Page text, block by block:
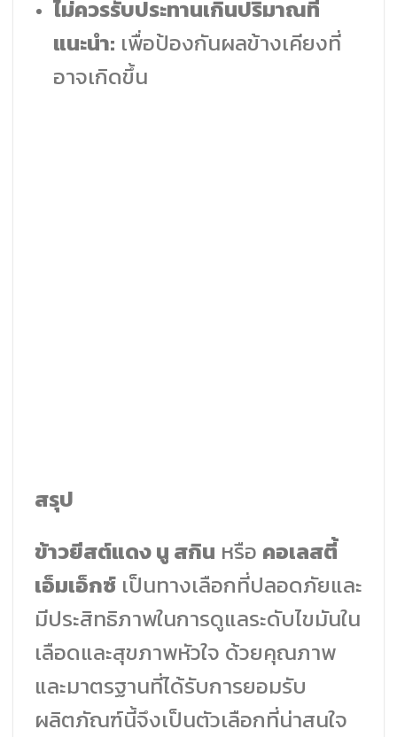
ไม่ควรรับประทานเกินปริมาณที่
แนะนำ: เพื่อป้องกันผลข้างเคียงที่
อาจเกิดขึ้น
สรุป
ข้าวยีสต์แดง นู สกิน หรือ คอเลสตี้
เอ็มเอ็กซ์ เป็นทางเลือกที่ปลอดภัยและ
มีประสิทธิภาพในการดูแลระดับไขมันใน
เลือดและสุขภาพหัวใจ ด้วยคุณภาพ
และมาตรฐานที่ได้รับการยอมรับ
ผลิตภัณฑ์นี้จึงเป็นตัวเลือกที่น่าสนใจ